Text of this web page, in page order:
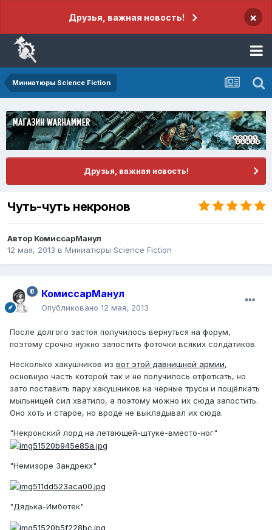
Друзья, важная новость! ×
Миниатюры Science Fiction
Друзья, важная новость!
Чуть-чуть некронов
Автор КомиссарМанул
12 мая, 2013 в Миниатюры Science Fiction
КомиссарМанул
Опубликовано 12 мая, 2013
После долгого застоя получилось вернуться на форум,
поэтому срочно нужно запостить фоточки всяких солдатиков.
Несколько хакушников из вот этой давнишней армии,
основную часть которой так и не получилось отфоткать, но
зато поставить пару хакушников на чёрные трусы и пощёлкать
мыльницей сил хватило, а поэтому можно их сюда запостить.
Оно хоть и старое, но вроде не выкладывал их сюда.
"Некронский лорд на летающей-штуке-вместо-ног"
"Немизоре Зандрекх"
"Дядька-Имботек"